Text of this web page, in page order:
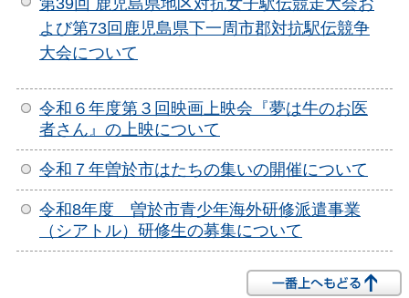
第39回 鹿児島県地区対抗女子駅伝競走大会お
よび第73回鹿児島県下一周市郡対抗駅伝競争
大会について
令和６年度第３回映画上映会『夢は牛のお医
者さん』の上映について
令和７年曽於市はたちの集いの開催について
令和8年度 曽於市青少年海外研修派遣事業
（シアトル）研修生の募集について